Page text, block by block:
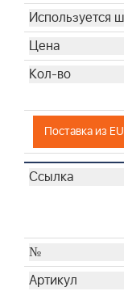
Поставка из